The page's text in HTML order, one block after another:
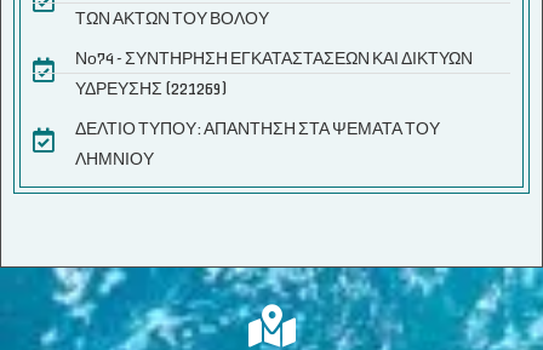
ΤΩΝ ΑΚΤΩΝ ΤΟΥ ΒΟΛΟΥ
Νο74 - ΣΥΝΤΗΡΗΣΗ ΕΓΚΑΤΑΣΤΑΣΕΩΝ ΚΑΙ ΔΙΚΤΥΩΝ
ΥΔΡΕΥΣΗΣ (221269)
ΔΕΛΤΙΟ ΤΥΠΟΥ: ΑΠΑΝΤΗΣΗ ΣΤΑ ΨΕΜΑΤΑ ΤΟΥ
ΛΗΜΝΙΟΥ